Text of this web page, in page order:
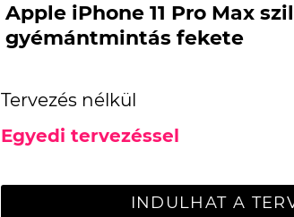
Apple iPhone 11 Pro Max
gyémántmintás fekete
Tervezés nélkül
Egyedi tervezéssel
INDULHAT A